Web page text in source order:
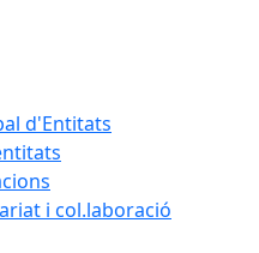
d'Entitats
i col.laboració